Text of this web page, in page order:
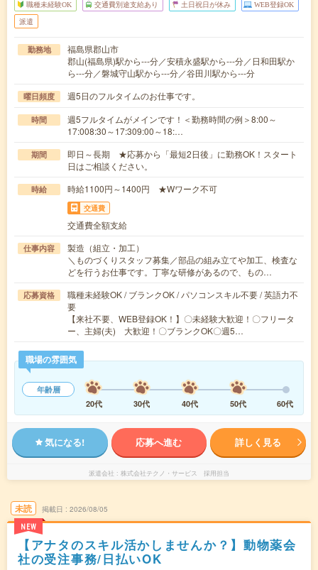
職種未経験OK 交通費別途支給あり 土日祝日が休み WEB登録OK
派遣
勤務地
福島県郡山市
郡山(福島県)駅から---分／安積永盛駅から---分／日和田駅か
ら---分／磐城守山駅から---分／谷田川駅から---分
曜日頻度 週5日のフルタイムのお仕事です。
時間
週5フルタイムがメインです！＜勤務時間の例＞8:00～
17:008:30～17:309:00～18:…
期間
即日～長期 ★応募から「最短2日後」に勤務OK！スタート
日はご相談ください。
時給 時給1100円～1400円 ★Wワーク不可
交通費
交通費全額支給
仕事内容
製造（組立・加工）
＼ものづくりスタッフ募集／部品の組み立てや加工、検査な
どを行うお仕事です。丁寧な研修があるので、もの…
応募資格
職種未経験OK / ブランクOK / パソコンスキル不要 / 英語力不
要
【来社不要、WEB登録OK！】〇未経験大歓迎！〇フリータ
ー、主婦(夫) 大歓迎！〇ブランクOK〇週5…
職場の雰囲気
年齢層
20代
30代 40代 50代 60代
気になる! 応募へ進む 詳しく見る
派遣会社 株式会社テクノ・サービス 採用担当
未読
NEW
掲載日 2026/08/05
【アナタのスキル活かしませんか？】動物薬会
社の受注事務/日払いOK